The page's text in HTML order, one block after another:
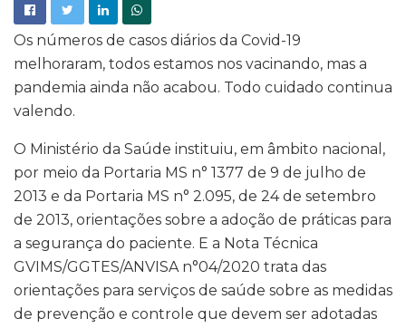
Os números de casos diários da Covid-19
melhoraram, todos estamos nos vacinando, mas a
pandemia ainda não acabou. Todo cuidado continua
valendo.
O Ministério da Saúde instituiu, em âmbito nacional,
por meio da Portaria MS n° 1377 de 9 de julho de
2013 e da Portaria MS n° 2.095, de 24 de setembro
de 2013, orientações sobre a adoção de práticas para
a segurança do paciente. E a Nota Técnica
GVIMS/GGTES/ANVISA n°04/2020 trata das
orientações para serviços de saúde sobre as medidas
de prevenção e controle que devem ser adotadas